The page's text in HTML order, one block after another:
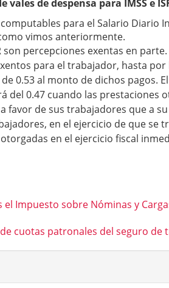
de despensa para IMSS e
computables para el Salario Diario
vimos anteriormente.
son percepciones exentas en parte.
para el trabajador, hasta
0.53 al monto de dichos pagos.
del 0.47 cuando las prestaciones
favor de sus trabajadores que a
en el ejercicio de que se
en el ejercicio fiscal
el Impuesto sobre Nóminas y
cuotas patronales del seguro de